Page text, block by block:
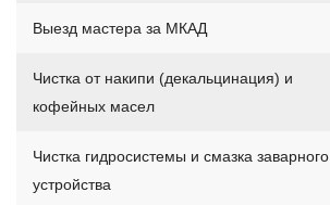
Выезд мастера за МКАД
Чистка от накипи (декальцинация) и
кофейных масел
Чистка гидросистемы и смазка заварного
устройства